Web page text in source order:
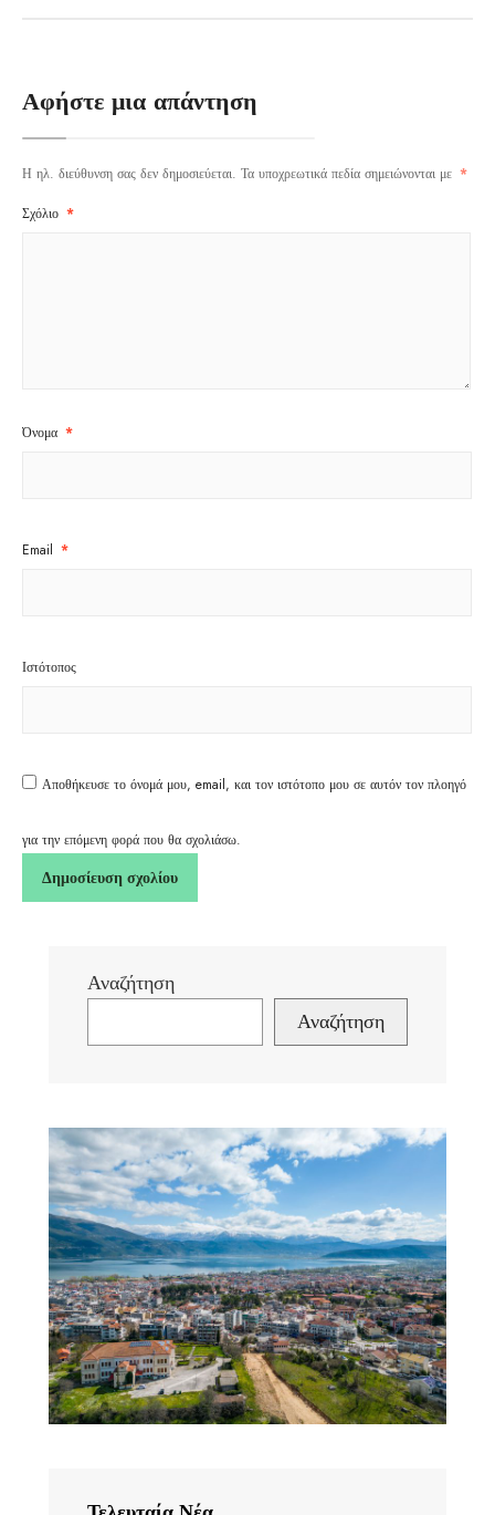
Αφήστε μια απάντηση
Η ηλ. διεύθυνση σας δεν δημοσιεύεται. Τα υποχρεωτικά πεδία σημειώνονται με *
Σχόλιο *
Όνομα *
Email *
Ιστότοπος
Αποθήκευσε το όνομά μου, email, και τον ιστότοπο μου σε αυτόν τον πλοηγό
για την επόμενη φορά που θα σχολιάσω.
Αναζήτηση
Αναζήτηση